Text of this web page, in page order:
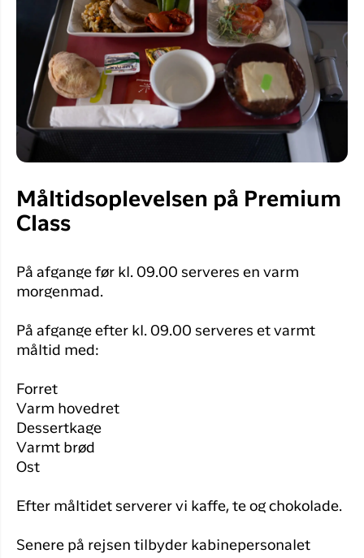
Måltidsoplevelsen på Premium
Class
På afgange før kl. 09.00 serveres en varm
morgenmad.
På afgange efter kl. 09.00 serveres et varmt
måltid med:
Forret
Varm hovedret
Dessertkage
Varmt brød
Ost
Efter måltidet serverer vi kaffe, te og chokolade.
Senere på rejsen tilbyder kabinepersonalet